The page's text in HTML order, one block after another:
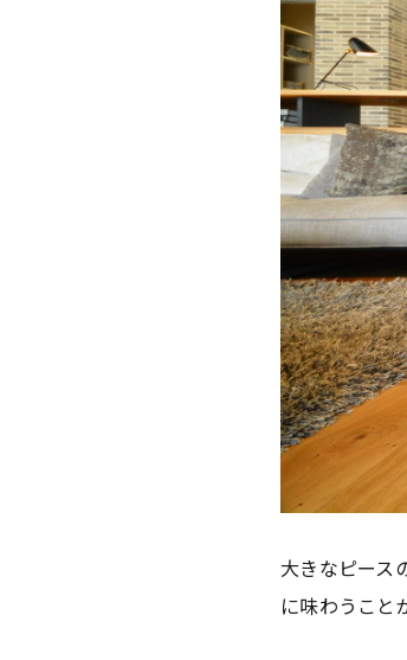
大きなピース
に味わうこと